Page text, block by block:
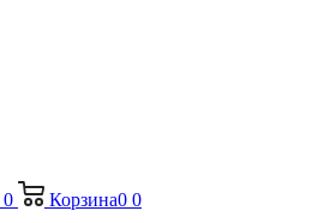
0 Корзина0 0